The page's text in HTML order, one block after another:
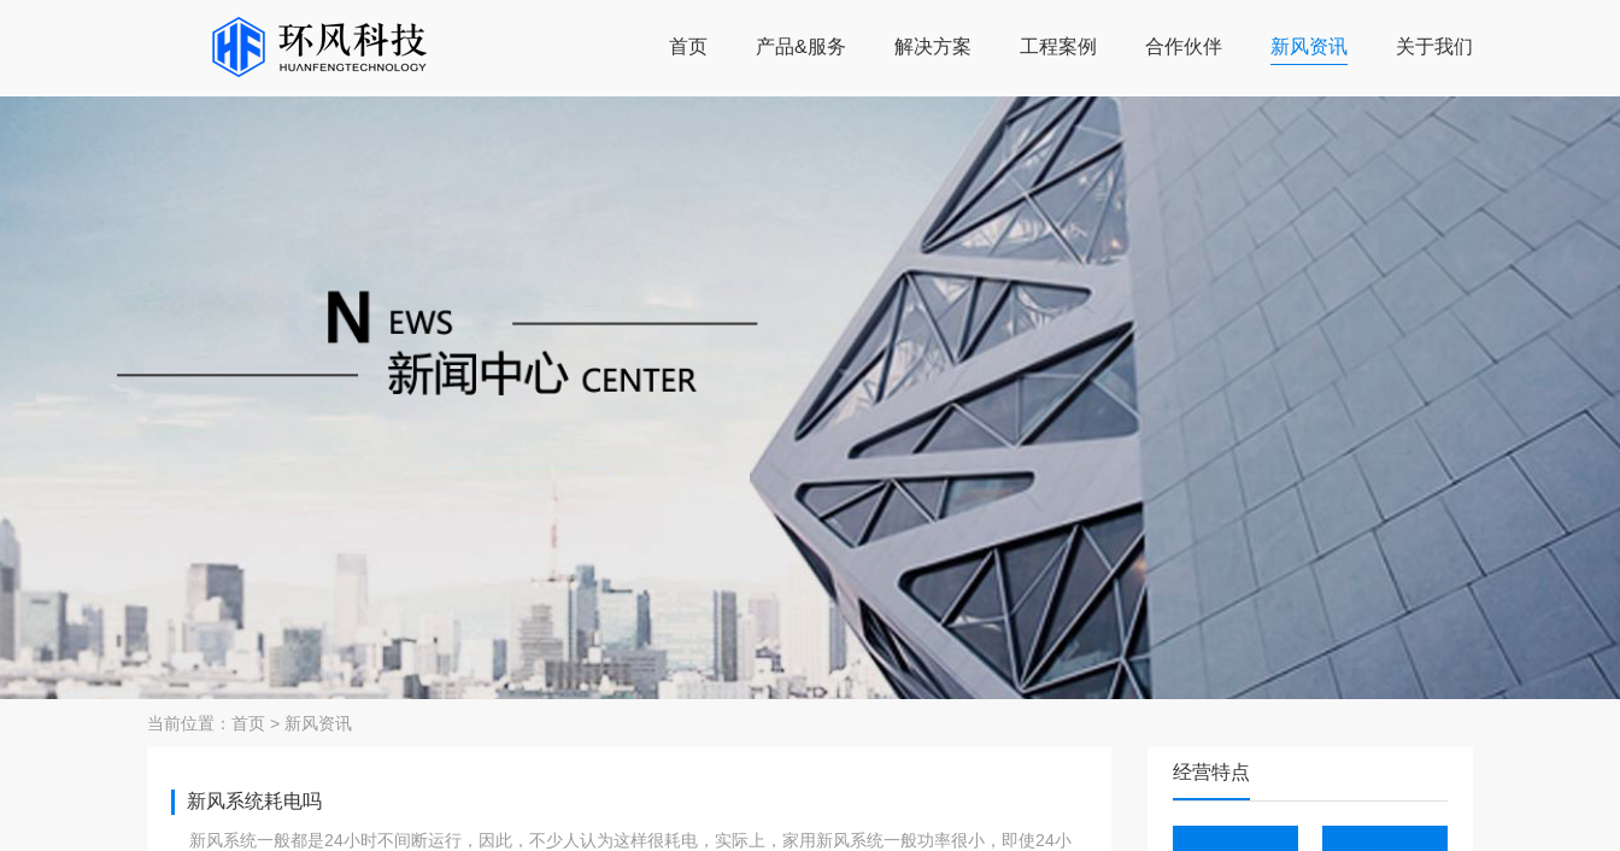
首页 产品&服务 解决方案 工程案例 合作伙伴 新风资讯 关于我们
当前位置： 首页 > 新风资讯
新风系统耗电吗
新风系统一般都是24小时不间断运行，因此，不少人认为这样很耗电，实际上，家用新风系统一般功率很小，即使24小
经营特点